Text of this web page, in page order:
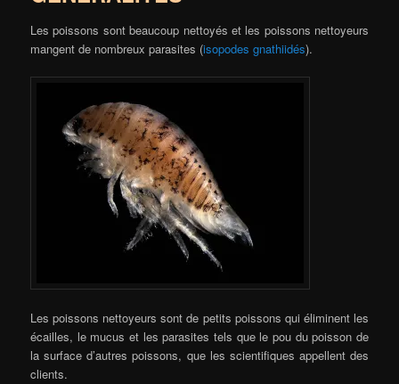
Les poissons sont beaucoup nettoyés et les poissons nettoyeurs
mangent de nombreux parasites (isopodes gnathiidés).
Les poissons nettoyeurs sont de petits poissons qui éliminent les
écailles, le mucus et les parasites tels que le pou du poisson de
la surface d’autres poissons, que les scientifiques appellent des
clients.